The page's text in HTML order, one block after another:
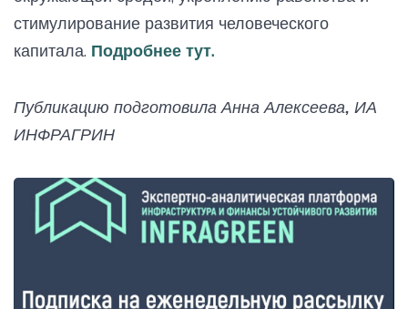
стимулирование развития человеческого
капитала. Подробнее тут.
Публикацию подготовила Анна Алексеева, ИА
ИНФРАГРИН